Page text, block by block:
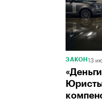
ЗАКОН 13